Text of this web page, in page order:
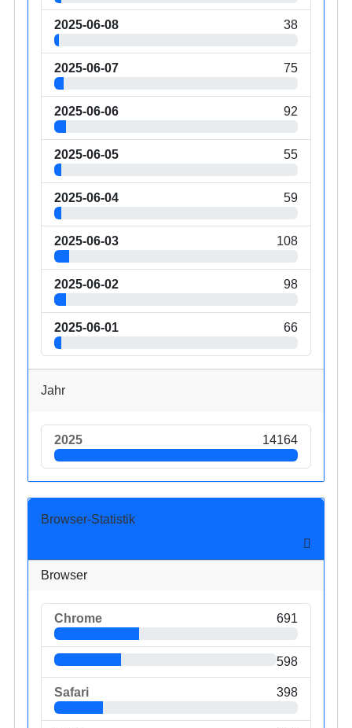
2025-06-08 38
2025-06-07 75
2025-06-06 92
2025-06-05 55
2025-06-04 59
2025-06-03 108
2025-06-02 98
2025-06-01 66
Jahr
2025 14164
Browser-Statistik
Browser
Chrome 691
598
Safari 398